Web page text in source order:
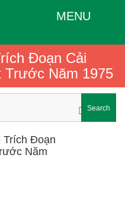
MENU
Đoạn Cải
Năm 1975
Search
Trích Đoạn
Năm